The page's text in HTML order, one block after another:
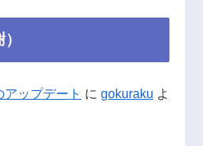
ップデート に gokuraku よ